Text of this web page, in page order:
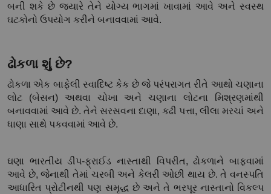
બની શકે છે જ્યારે તેને યોગ્ય ભાગમાં ખાવામાં આવે અને સ્વસ્થ
ઘટકોનો ઉપયોગ કરીને બનાવવામાં આવે.
ઢોકળા શું છે?
ઢોકળા એક બાફેલી સ્વાદિષ્ટ કેક છે જે પરંપરાગત રીતે આથો ચણાના
લોટ (બેસન) અથવા ચોખા અને ચણાના લોટના મિશ્રણમાંથી
બનાવવામાં આવે છે. તેને સરસવના દાણા, કઢી પત્તા, લીલા મરચાં અને
ધાણા સાથે પકવવામાં આવે છે.
ઘણા ભારતીય ડીપ-ફ્રાઈડ નાસ્તાથી વિપરીત, ઢોકળાને બાફવામાં
આવે છે, જેનાથી તેમાં ચરબી અને કેલરી ઓછી થાય છે. તે વનસ્પતિ
આધારિત પ્રોટીનથી પણ સમૃદ્ધ છે અને તે ભરપૂર નાસ્તાનો વિકલ્પ